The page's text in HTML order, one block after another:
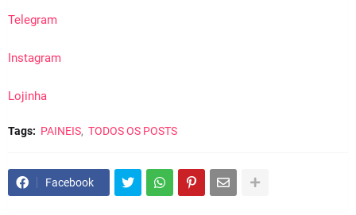
Telegram
Instagram
Lojinha
Tags: PAINEIS TODOS OS POSTS
Facebook